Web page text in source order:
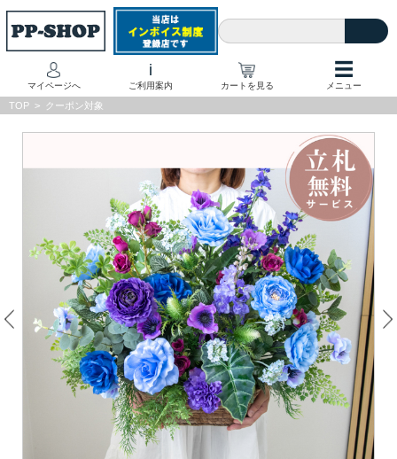
マイページへ
i
ご利用案内 カートを見る
☰
メニュー
TOP > クーポン対象